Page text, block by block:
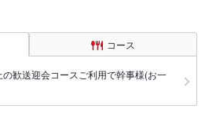
コース
歓送迎会コースご利用で幹事様(お一